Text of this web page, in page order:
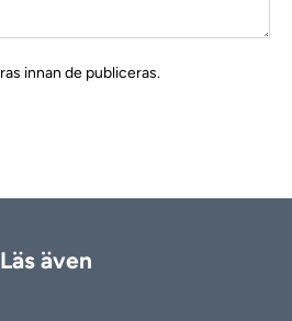
innan de publiceras.
Läs även